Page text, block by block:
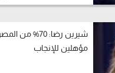
شيرين رضا: 70% من
مؤهلين للإنجاب